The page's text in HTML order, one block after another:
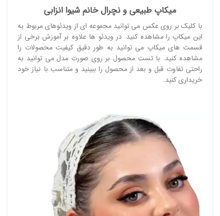
میکاپ طبیعی و نچرال خانم شیوا انزابی
با کلیک بر روی عکس می توانید مجموعه ای از ویدئوهای مربوط به
این میکاپ را مشاهده کنید. در ویدئو ها علاوه بر آموزش برخی از
قسمت های میکاپ می توانید به طور دقیق کیفیت محصولات را
مشاهده کنید. با تست محصول بر روی صورت مدل می توانید به
راحتی تفاوت قبل و بعد از محصول را ببینید و متناسب با نیاز خود
خریداری کنید.